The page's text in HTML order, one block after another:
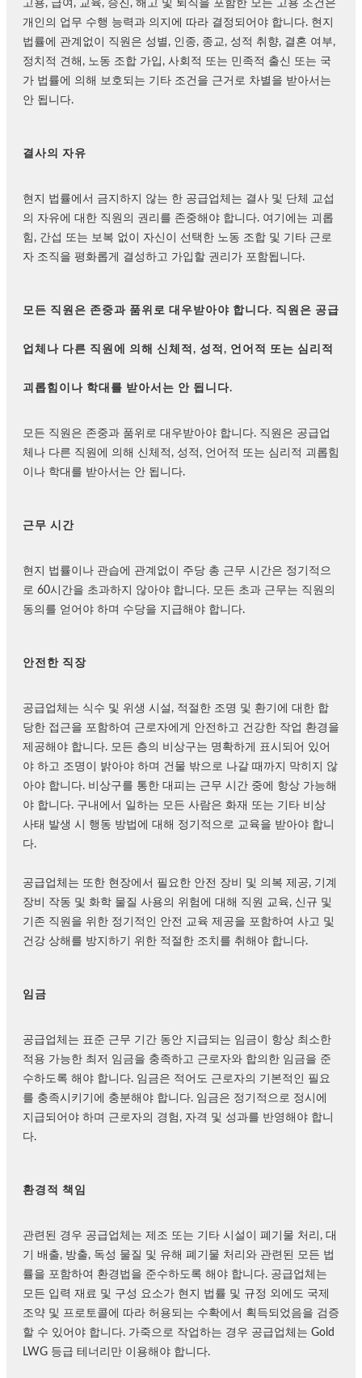
고용, 급여, 교육, 승진, 해고 및 퇴직을 포함한 모든 고용 조건은
개인의 업무 수행 능력과 의지에 따라 결정되어야 합니다. 현지
법률에 관계없이 직원은 성별, 인종, 종교, 성적 취향, 결혼 여부,
정치적 견해, 노동 조합 가입, 사회적 또는 민족적 출신 또는 국
가 법률에 의해 보호되는 기타 조건을 근거로 차별을 받아서는
안 됩니다.
결사의 자유
현지 법률에서 금지하지 않는 한 공급업체는 결사 및 단체 교섭
의 자유에 대한 직원의 권리를 존중해야 합니다. 여기에는 괴롭
힘, 간섭 또는 보복 없이 자신이 선택한 노동 조합 및 기타 근로
자 조직을 평화롭게 결성하고 가입할 권리가 포함됩니다.
모든 직원은 존중과 품위로 대우받아야 합니다. 직원은 공급
업체나 다른 직원에 의해 신체적, 성적, 언어적 또는 심리적
괴롭힘이나 학대를 받아서는 안 됩니다.
모든 직원은 존중과 품위로 대우받아야 합니다. 직원은 공급업
체나 다른 직원에 의해 신체적, 성적, 언어적 또는 심리적 괴롭힘
이나 학대를 받아서는 안 됩니다.
근무 시간
현지 법률이나 관습에 관계없이 주당 총 근무 시간은 정기적으
로 60시간을 초과하지 않아야 합니다. 모든 초과 근무는 직원의
동의를 얻어야 하며 수당을 지급해야 합니다.
안전한 직장
공급업체는 식수 및 위생 시설, 적절한 조명 및 환기에 대한 합
당한 접근을 포함하여 근로자에게 안전하고 건강한 작업 환경을
제공해야 합니다. 모든 층의 비상구는 명확하게 표시되어 있어
야 하고 조명이 밝아야 하며 건물 밖으로 나갈 때까지 막히지 않
아야 합니다. 비상구를 통한 대피는 근무 시간 중에 항상 가능해
야 합니다. 구내에서 일하는 모든 사람은 화재 또는 기타 비상
사태 발생 시 행동 방법에 대해 정기적으로 교육을 받아야 합니
다.
공급업체는 또한 현장에서 필요한 안전 장비 및 의복 제공, 기계
장비 작동 및 화학 물질 사용의 위험에 대해 직원 교육, 신규 및
기존 직원을 위한 정기적인 안전 교육 제공을 포함하여 사고 및
건강 상해를 방지하기 위한 적절한 조치를 취해야 합니다.
임금
공급업체는 표준 근무 기간 동안 지급되는 임금이 항상 최소한
적용 가능한 최저 임금을 충족하고 근로자와 합의한 임금을 준
수하도록 해야 합니다. 임금은 적어도 근로자의 기본적인 필요
를 충족시키기에 충분해야 합니다. 임금은 정기적으로 정시에
지급되어야 하며 근로자의 경험, 자격 및 성과를 반영해야 합니
다.
환경적 책임
관련된 경우 공급업체는 제조 또는 기타 시설이 폐기물 처리, 대
기 배출, 방출, 독성 물질 및 유해 폐기물 처리와 관련된 모든 법
률을 포함하여 환경법을 준수하도록 해야 합니다. 공급업체는
모든 입력 재료 및 구성 요소가 현지 법률 및 규정 외에도 국제
조약 및 프로토콜에 따라 허용되는 수확에서 획득되었음을 검증
할 수 있어야 합니다. 가죽으로 작업하는 경우 공급업체는 Gold
LWG 등급 테너리만 이용해야 합니다.